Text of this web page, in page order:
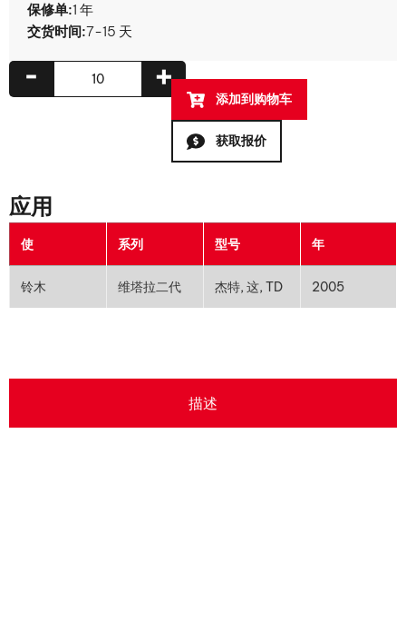
保修单:1 年
交货时间:7-15 天
+
-
添加到购物车
获取报价
应用
使 系列 型号 年
铃木 维塔拉二代 杰特, 这, TD 2005
描述